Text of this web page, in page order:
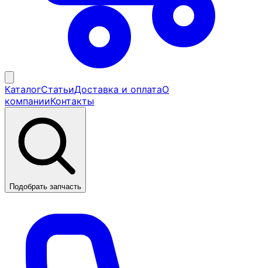
КаталогСтатьиДоставка и оплатаО
компанииКонтакты
Подобрать запчасть